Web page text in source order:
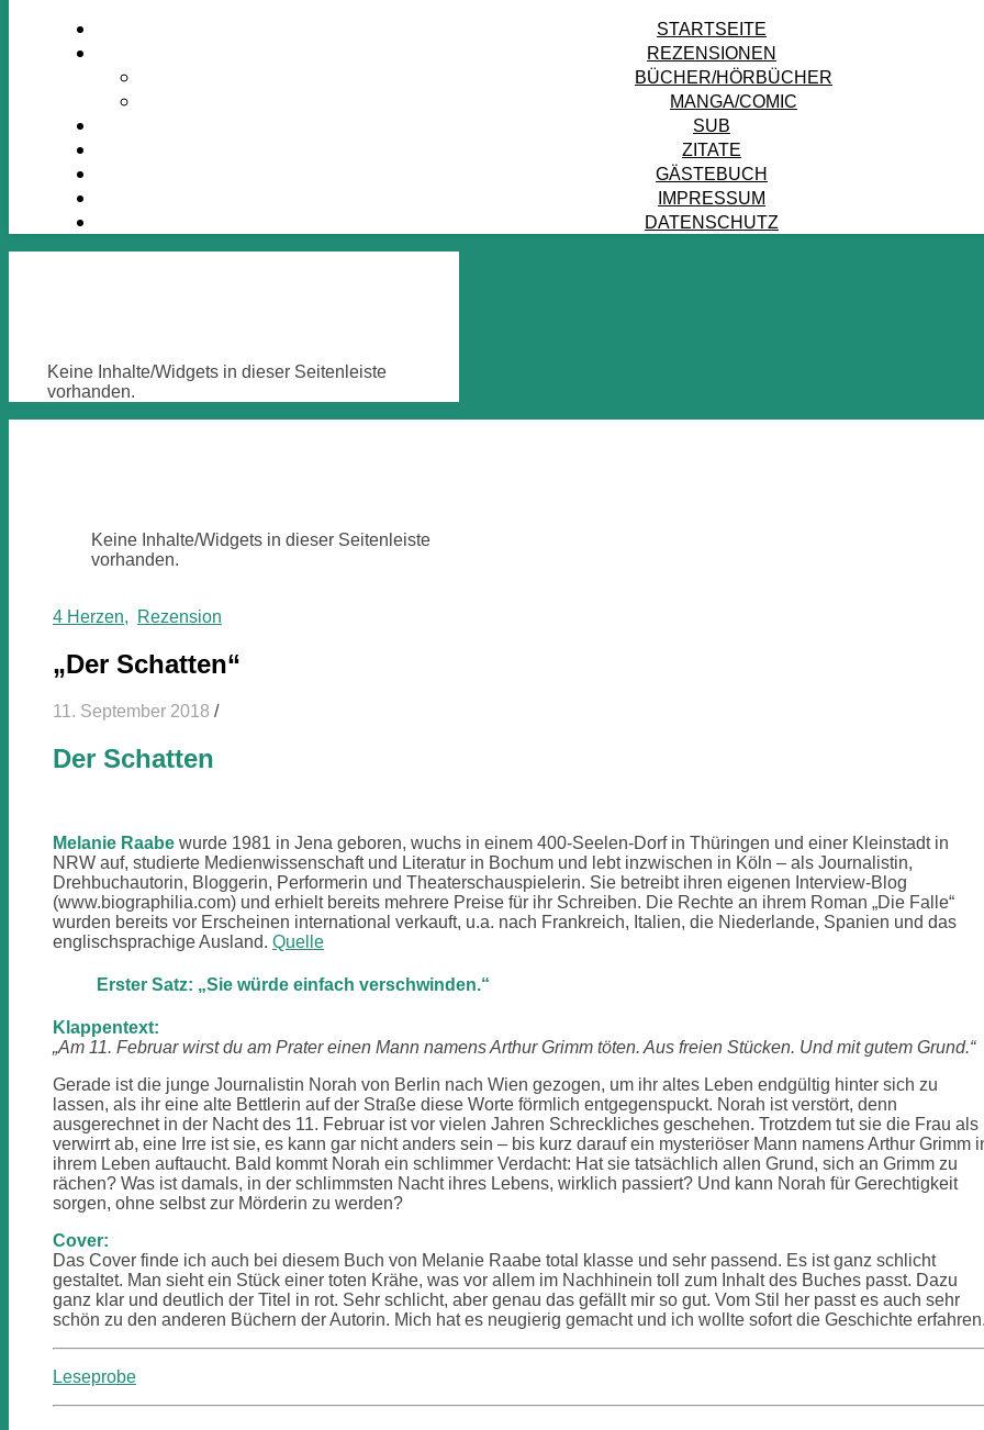
STARTSEITE
REZENSIONEN
BÜCHER/HÖRBÜCHER
MANGA/COMIC
SUB
ZITATE
GÄSTEBUCH
IMPRESSUM
DATENSCHUTZ
Keine Inhalte/Widgets in dieser Seitenleiste
vorhanden.
Keine Inhalte/Widgets in dieser Seitenleiste
vorhanden.
4 Herzen, Rezension
„Der Schatten“
11. September 2018 /
Der Schatten
Melanie Raabe wurde 1981 in Jena geboren, wuchs in einem 400-Seelen-Dorf in Thüringen und einer Kleinstadt in
NRW auf, studierte Medienwissenschaft und Literatur in Bochum und lebt inzwischen in Köln – als Journalistin,
Drehbuchautorin, Bloggerin, Performerin und Theaterschauspielerin. Sie betreibt ihren eigenen Interview-Blog
(www.biographilia.com) und erhielt bereits mehrere Preise für ihr Schreiben. Die Rechte an ihrem Roman „Die Falle“
wurden bereits vor Erscheinen international verkauft, u.a. nach Frankreich, Italien, die Niederlande, Spanien und das
englischsprachige Ausland. Quelle
Erster Satz: „Sie würde einfach verschwinden.“
Klappentext:
„Am 11. Februar wirst du am Prater einen Mann namens Arthur Grimm töten. Aus freien Stücken. Und mit gutem Grund.“
Gerade ist die junge Journalistin Norah von Berlin nach Wien gezogen, um ihr altes Leben endgültig hinter sich zu
lassen, als ihr eine alte Bettlerin auf der Straße diese Worte förmlich entgegenspuckt. Norah ist verstört, denn
ausgerechnet in der Nacht des 11. Februar ist vor vielen Jahren Schreckliches geschehen. Trotzdem tut sie die Frau als
verwirrt ab, eine Irre ist sie, es kann gar nicht anders sein – bis kurz darauf ein mysteriöser Mann namens Arthur Grimm
ihrem Leben auftaucht. Bald kommt Norah ein schlimmer Verdacht: Hat sie tatsächlich allen Grund, sich an Grimm zu
rächen? Was ist damals, in der schlimmsten Nacht ihres Lebens, wirklich passiert? Und kann Norah für Gerechtigkeit
sorgen, ohne selbst zur Mörderin zu werden?
Cover:
Das Cover finde ich auch bei diesem Buch von Melanie Raabe total klasse und sehr passend. Es ist ganz schlicht
gestaltet. Man sieht ein Stück einer toten Krähe, was vor allem im Nachhinein toll zum Inhalt des Buches passt. Dazu
ganz klar und deutlich der Titel in rot. Sehr schlicht, aber genau das gefällt mir so gut. Vom Stil her passt es auch sehr
schön zu den anderen Büchern der Autorin. Mich hat es neugierig gemacht und ich wollte sofort die Geschichte
Leseprobe